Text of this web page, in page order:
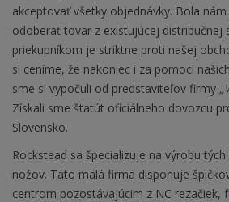
akceptovať všetky objednávky. Bola
odoberať tovar z existujúcej distribučnej
priekupníkom je striktne proti našej
si ceníme, že nakoniec i za pomoci
sme si vypočuli od predstaviteľov firmy
Získali sme štatút oficiálneho dovozcu
Slovensko.
Rockstead sa špecializuje na výrobu
nožov. Táto malá firma disponuje
centrom pozostávajúcim z NC rezačiek,